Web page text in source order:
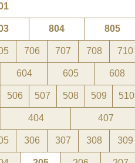
804 805
706 707 708 710
604 605 608
506 507 508 509 510
404 407
306 307 308 309